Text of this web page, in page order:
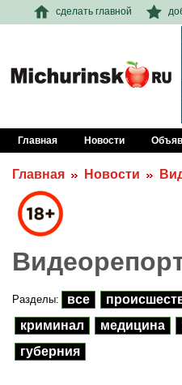
сделать главной
Главная Новости
Главная Новости
Разделы: все
криминал
медицина
губерния